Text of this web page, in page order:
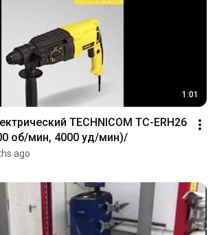
1:01
TECHNICOM TC-ERH26
об/мин, 4000 уд/мин)/
ago